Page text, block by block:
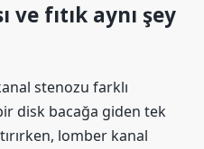
ve fıtık aynı şey
stenozu farklı
bir disk bacağa giden tek
lomber kanal